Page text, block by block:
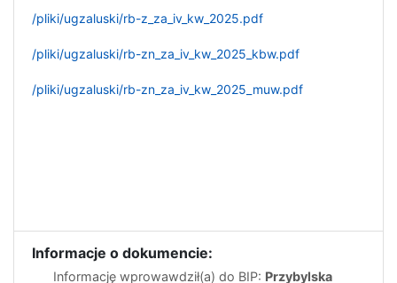
/pliki/ugzaluski/rb-z_za_iv_kw_2025.pdf
/pliki/ugzaluski/rb-zn_za_iv_kw_2025_kbw.pdf
/pliki/ugzaluski/rb-zn_za_iv_kw_2025_muw.pdf
Informacje o dokumencie:
Informację wprowawdził(a) do BIP: Przybylska